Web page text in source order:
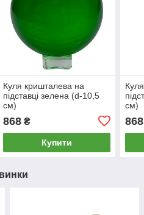
Куля кришталева на
підставці зелена (d-10,5
см)
868₴
Купити
см)
868